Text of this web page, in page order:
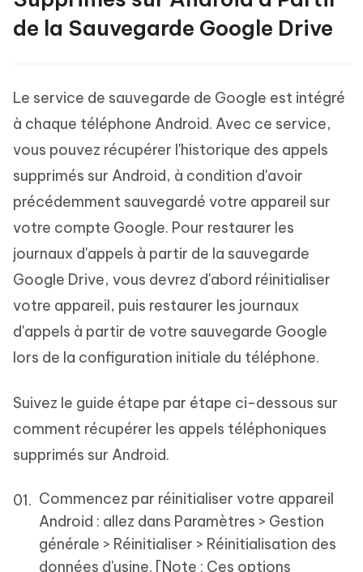
de la Sauvegarde Google Drive
Le service de sauvegarde de Google est intégré
à chaque téléphone Android. Avec ce service,
vous pouvez récupérer l'historique des appels
supprimés sur Android, à condition d'avoir
précédemment sauvegardé votre appareil sur
votre compte Google. Pour restaurer les
journaux d'appels à partir de la sauvegarde
Google Drive, vous devrez d'abord réinitialiser
votre appareil, puis restaurer les journaux
d'appels à partir de votre sauvegarde Google
lors de la configuration initiale du téléphone.
Suivez le guide étape par étape ci-dessous sur
comment récupérer les appels téléphoniques
supprimés sur Android.
Commencez par réinitialiser votre appareil
Android : allez dans Paramètres > Gestion
générale > Réinitialiser > Réinitialisation des
données d'usine. [Note : Ces options